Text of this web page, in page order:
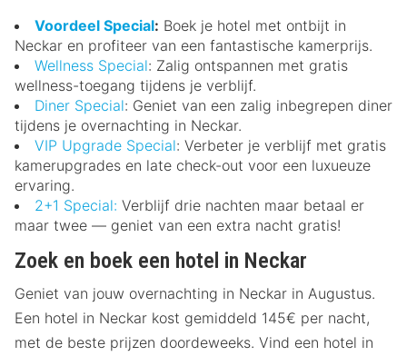
Voordeel Special: Boek je hotel met ontbijt in
Neckar en profiteer van een fantastische kamerprijs.
Wellness Special: Zalig ontspannen met gratis
wellness-toegang tijdens je verblijf.
Diner Special: Geniet van een zalig inbegrepen diner
tijdens je overnachting in Neckar.
VIP Upgrade Special: Verbeter je verblijf met gratis
kamerupgrades en late check-out voor een luxueuze
ervaring.
2+1 Special: Verblijf drie nachten maar betaal er
maar twee — geniet van een extra nacht gratis!
Zoek en boek een hotel in Neckar
Geniet van jouw overnachting in Neckar in Augustus.
Een hotel in Neckar kost gemiddeld 145€ per nacht,
met de beste prijzen doordeweeks. Vind een hotel in